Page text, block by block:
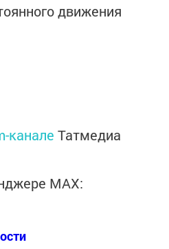
движения
канале Татмедиа
MАХ: